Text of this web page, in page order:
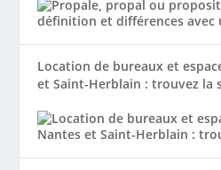
Location de bureaux et
et Saint-Herblain : trouvez la